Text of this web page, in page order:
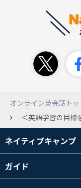
オンライン英会話ト
＜英語学習の目標を教えてください＞ 何か一つでも志があれば
ネイティブキャンプ
ガイド